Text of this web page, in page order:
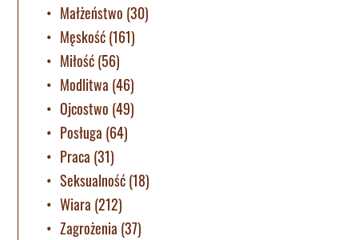
Małżeństwo (30)
Męskość(161)
Miłość(56)
Modlitwa (46)
Ojcostwo (49)
Posługa (64)
Praca (31)
Seksualność(18)
Wiara (212)
Zagrożenia (37)